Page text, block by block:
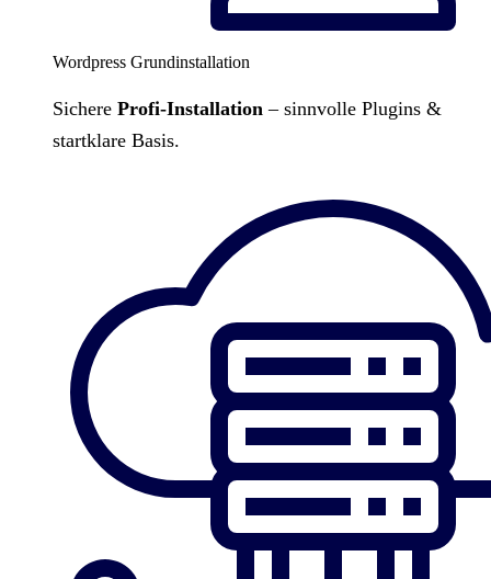
Wordpress Grundinstallation
Sichere Profi-Installation – sinnvolle Plugins &
startklare Basis.